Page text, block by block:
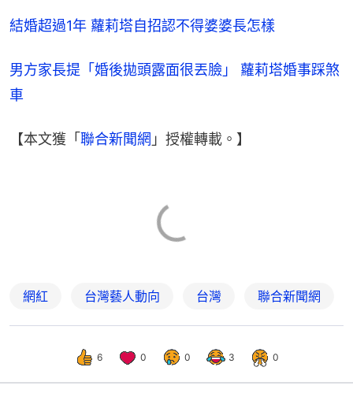
結婚超過1年 蘿莉塔自招認不得婆婆長怎樣
男方家長提「婚後拋頭露面很丟臉」 蘿莉塔婚事踩煞
車
【本文獲「聯合新聞網 」授權轉載。】
網紅 台灣藝人動向 台灣 聯合新聞網
6 0 0 3 0